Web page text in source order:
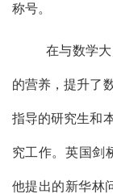
称号。
在与数学
的营养，提升了
指导的研究生和
究工作。英国剑
他提出的新华林